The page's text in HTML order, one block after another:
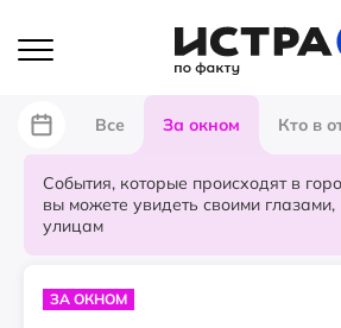
Все За окном Кто в
События, которые происходят в
вы можете увидеть своими
улицам
ЗА ОКНОМ